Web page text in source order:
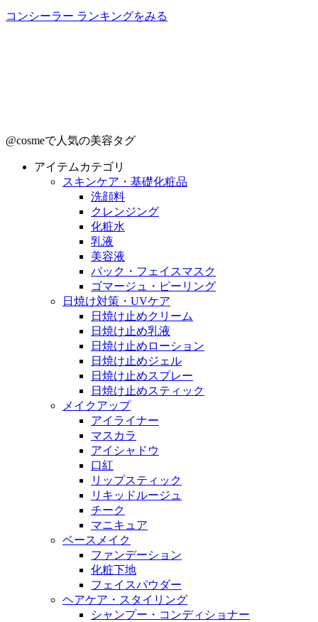
コンシーラー ランキングをみる
@cosmeで人気の美容タグ
アイテムカテゴリ
スキンケア・基礎化粧品
洗顔料
クレンジング
化粧水
乳液
美容液
パック・フェイスマスク
ゴマージュ・ピーリング
日焼け対策・UVケア
日焼け止めクリーム
日焼け止め乳液
日焼け止めローション
日焼け止めジェル
日焼け止めスプレー
日焼け止めスティック
メイクアップ
アイライナー
マスカラ
アイシャドウ
口紅
リップスティック
リキッドルージュ
チーク
マニキュア
ベースメイク
ファンデーション
化粧下地
フェイスパウダー
ヘアケア・スタイリング
シャンプー・コンディショナー